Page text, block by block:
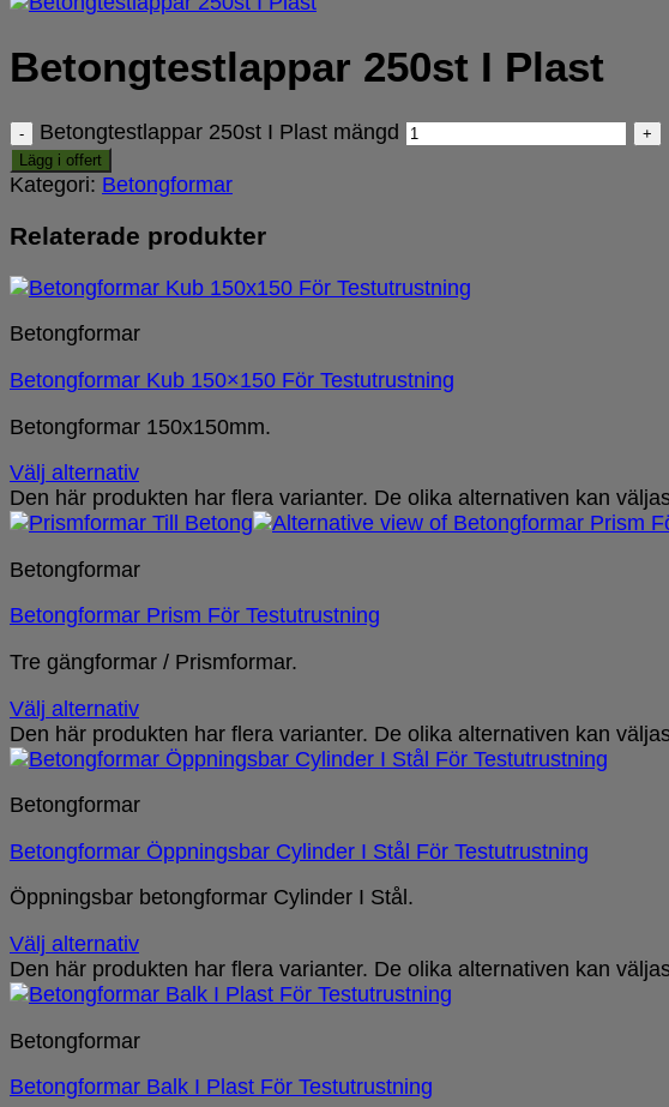
Betongtestlappar 250st I Plast
Betongtestlappar 250st I Plast mängd
Lägg i offert
Kategori: Betongformar
Relaterade produkter
Betongformar
Betongformar Kub 150×150 För Testutrustning
Betongformar 150x150mm.
Välj alternativ
Den här produkten har flera varianter. De olika alternativen kan
Betongformar
Betongformar Prism För Testutrustning
Tre gängformar / Prismformar.
Välj alternativ
Den här produkten har flera varianter. De olika alternativen kan
Betongformar
Betongformar Öppningsbar Cylinder I Stål För Testutrustning
Öppningsbar betongformar Cylinder I Stål.
Välj alternativ
Den här produkten har flera varianter. De olika alternativen kan
Betongformar
Betongformar Balk I Plast För Testutrustning